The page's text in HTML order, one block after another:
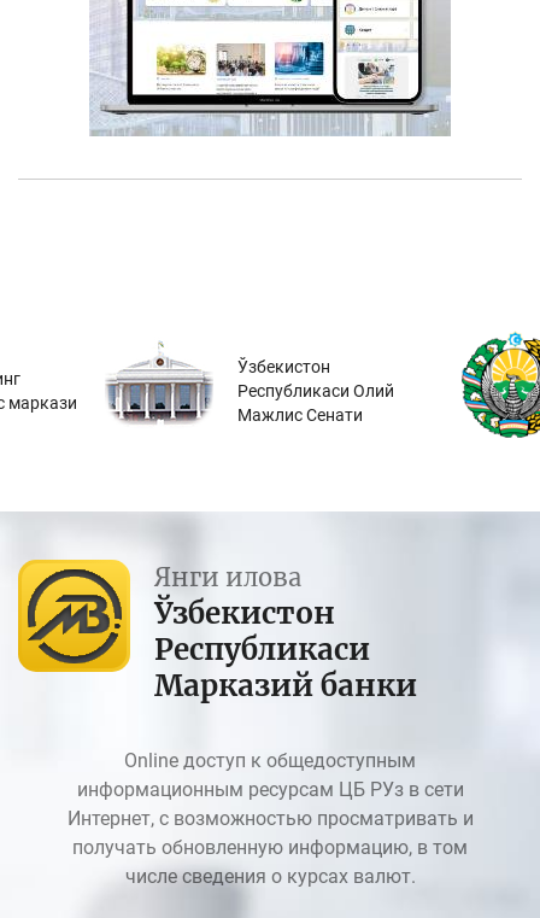
маркази
Ўзбекистон
Республикаси Олий
Мажлис Сенати
Янги илова
Ўзбекистон
Республикаси
Марказий банки
Online доступ к общедоступным
информационным ресурсам ЦБ РУз в сети
Интернет, с возможностью просматривать и
получать обновленную информацию, в том
числе сведения о курсах валют.